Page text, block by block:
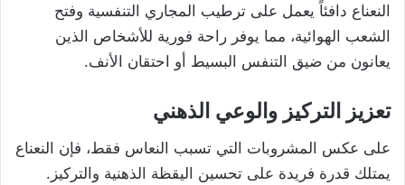
النعناع دافئاً يعمل على ترطيب المجاري التنفسية وفتح
الشعب الهوائية، مما يوفر راحة فورية للأشخاص الذين
يعانون من ضيق التنفس البسيط أو احتقان الأنف.
تعزيز التركيز والوعي الذهني
على عكس المشروبات التي تسبب النعاس فقط، فإن النعناع
يمتلك قدرة فريدة على تحسين اليقظة الذهنية والتركيز.